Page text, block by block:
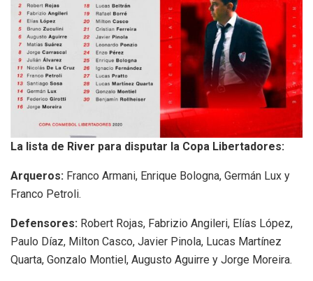
La lista de River para disputar la Copa Libertadores:
Arqueros: Franco Armani, Enrique Bologna, Germán Lux y
Franco Petroli.
Defensores: Robert Rojas, Fabrizio Angileri, Elías López,
Paulo Díaz, Milton Casco, Javier Pinola, Lucas Martínez
Quarta, Gonzalo Montiel, Augusto Aguirre y Jorge Moreira.